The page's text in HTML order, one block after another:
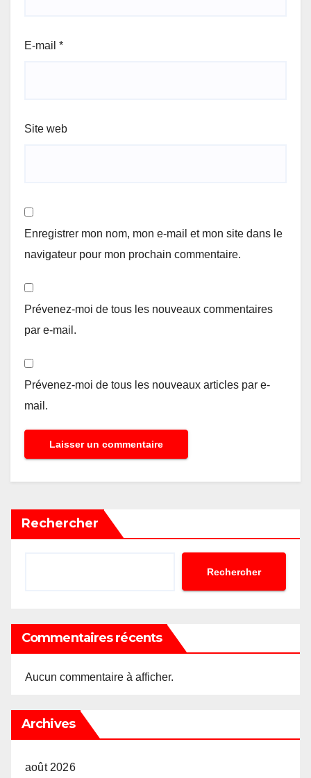
E-mail *
Site web
Enregistrer mon nom, mon e-mail et mon site dans le
navigateur pour mon prochain commentaire.
Prévenez-moi de tous les nouveaux commentaires
par e-mail.
Prévenez-moi de tous les nouveaux articles par e-
mail.
Rechercher
Rechercher
Commentaires récents
Aucun commentaire à afficher.
Archives
août 2026